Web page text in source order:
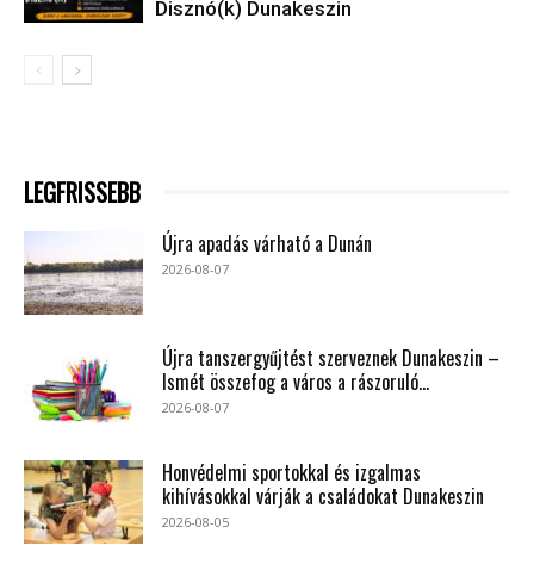
Disznó(k) Dunakeszin
LEGFRISSEBB
Újra apadás várható a Dunán
2026-08-07
Újra tanszergyűjtést szerveznek Dunakeszin –
Ismét összefog a város a rászoruló...
2026-08-07
Honvédelmi sportokkal és izgalmas
kihívásokkal várják a családokat Dunakeszin
2026-08-05